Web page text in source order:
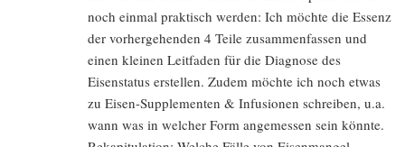
noch einmal praktisch werden: Ich möchte die Essenz
der vorhergehenden 4 Teile zusammenfassen und
einen kleinen Leitfaden für die Diagnose des
Eisenstatus erstellen. Zudem möchte ich noch etwas
zu Eisen-Supplementen & Infusionen schreiben, u.a.
wann was in welcher Form angemessen sein könnte.